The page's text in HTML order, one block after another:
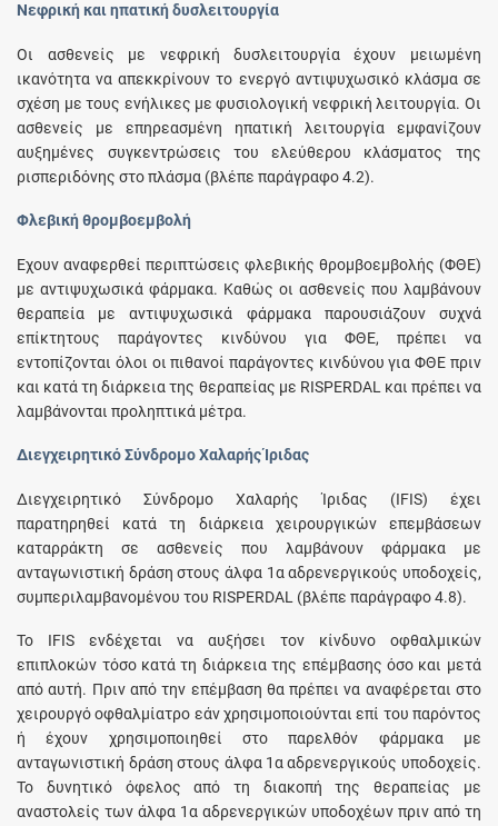
Νεφρική και ηπατική δυσλειτουργία
Οι ασθενείς με νεφρική δυσλειτουργία έχουν μειωμένη
ικανότητα να απεκκρίνουν το ενεργό αντιψυχωσικό κλάσμα σε
σχέση με τους ενήλικες με φυσιολογική νεφρική λειτουργία. Οι
ασθενείς με επηρεασμένη ηπατική λειτουργία εμφανίζουν
αυξημένες συγκεντρώσεις του ελεύθερου κλάσματος της
ρισπεριδόνης στο πλάσμα (βλέπε παράγραφο 4.2).
Φλεβική θρομβοεμβολή
Έχουν αναφερθεί περιπτώσεις φλεβικής θρομβοεμβολής (ΦΘΕ)
με αντιψυχωσικά φάρμακα. Καθώς οι ασθενείς που λαμβάνουν
θεραπεία με αντιψυχωσικά φάρμακα παρουσιάζουν συχνά
επίκτητους παράγοντες κινδύνου για ΦΘΕ, πρέπει να
εντοπίζονται όλοι οι πιθανοί παράγοντες κινδύνου για ΦΘΕ πριν
και κατά τη διάρκεια της θεραπείας με RISPERDAL και πρέπει να
λαμβάνονται προληπτικά μέτρα.
Διεγχειρητικό Σύνδρομο Χαλαρής Ίριδας
Διεγχειρητικό Σύνδρομο Χαλαρής Ίριδας (IFIS) έχει
παρατηρηθεί κατά τη διάρκεια χειρουργικών επεμβάσεων
καταρράκτη σε ασθενείς που λαμβάνουν φάρμακα με
ανταγωνιστική δράση στους άλφα 1α αδρενεργικούς υποδοχείς,
συμπεριλαμβανομένου του RISPERDAL (βλέπε παράγραφο 4.8).
Το IFIS ενδέχεται να αυξήσει τον κίνδυνο οφθαλμικών
επιπλοκών τόσο κατά τη διάρκεια της επέμβασης όσο και μετά
από αυτή. Πριν από την επέμβαση θα πρέπει να αναφέρεται στο
χειρουργό οφθαλμίατρο εάν χρησιμοποιούνται επί του παρόντος
ή έχουν χρησιμοποιηθεί στο παρελθόν φάρμακα με
ανταγωνιστική δράση στους άλφα 1α αδρενεργικούς υποδοχείς.
Το δυνητικό όφελος από τη διακοπή της θεραπείας με
αναστολείς των άλφα 1α αδρενεργικών υποδοχέων πριν από τη